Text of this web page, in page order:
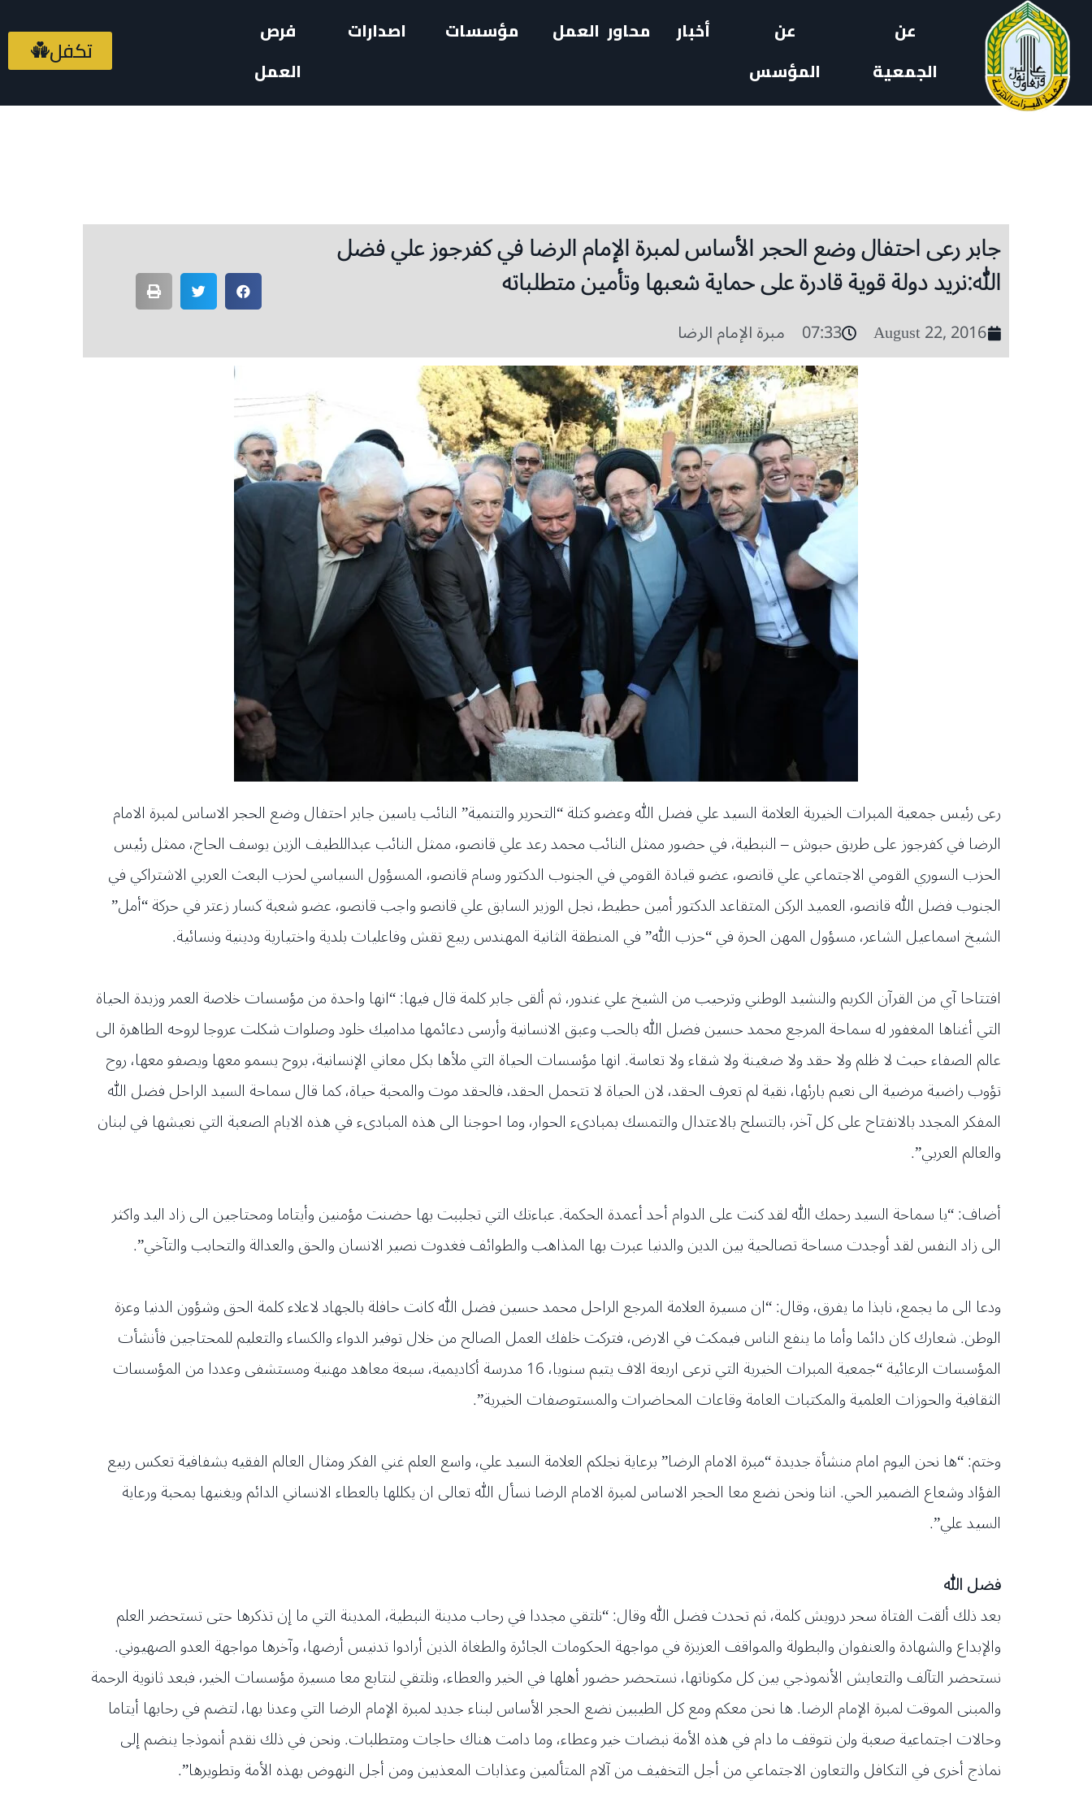
عن
الجمعية
عن
المؤسس
أخبار محاور العمل مؤسسات اصدارات
فرص
العمل
تكفل
جابر رعى احتفال وضع الحجر الأساس لمبرة الإمام الرضا في كفرجوز علي فضل
الله:نريد دولة قوية قادرة على حماية شعبها وتأمين متطلباته
August 22, 2016
07:33 مبرة الإمام الرضا
رعى رئيس جمعية المبرات الخيرية العلامة السيد علي فضل الله وعضو كتلة “التحرير والتنمية” النائب ياسين جابر احتفال وضع الحجر الاساس لمبرة الامام
الرضا في كفرجوز على طريق حبوش – النبطية، في حضور ممثل النائب محمد رعد علي قانصو، ممثل النائب عبداللطيف الزين يوسف الحاج، ممثل رئيس
الحزب السوري القومي الاجتماعي علي قانصو، عضو قيادة القومي في الجنوب الدكتور وسام قانصو، المسؤول السياسي لحزب البعث العربي الاشتراكي في
الجنوب فضل الله قانصو، العميد الركن المتقاعد الدكتور أمين حطيط، نجل الوزير السابق علي قانصو واجب قانصو، عضو شعبة كسار زعتر في حركة “أمل”
الشيخ اسماعيل الشاعر، مسؤول المهن الحرة في “حزب الله” في المنطقة الثانية المهندس ربيع تقش وفاعليات بلدية واختيارية ودينية ونسائية.
افتتاحا آي من القرآن الكريم والنشيد الوطني وترحيب من الشيخ علي غندور، ثم ألقى جابر كلمة قال فيها: “انها واحدة من مؤسسات خلاصة العمر وزبدة الحياة
التي أغناها المغفور له سماحة المرجع محمد حسين فضل الله بالحب وعبق الانسانية وأرسى دعائمها مداميك خلود وصلوات شكلت عروجا لروحه الطاهرة الى
عالم الصفاء حيث لا ظلم ولا حقد ولا ضغينة ولا شقاء ولا تعاسة. انها مؤسسات الحياة التي ملأها بكل معاني الإنسانية، بروح يسمو معها ويصفو معها، روح
تؤوب راضية مرضية الى نعيم بارئها، نقية لم تعرف الحقد، لان الحياة لا تتحمل الحقد، فالحقد موت والمحبة حياة، كما قال سماحة السيد الراحل فضل الله
المفكر المجدد بالانفتاح على كل آخر، بالتسلح بالاعتدال والتمسك بمبادىء الحوار، وما احوجنا الى هذه المبادىء في هذه الايام الصعبة التي نعيشها في لبنان
والعالم العربي”.
أضاف: “يا سماحة السيد رحمك الله لقد كنت على الدوام أحد أعمدة الحكمة. عباءتك التي تجلببت بها حضنت مؤمنين وأيتاما ومحتاجين الى زاد اليد واكثر
الى زاد النفس لقد أوجدت مساحة تصالحية بين الدين والدنيا عبرت بها المذاهب والطوائف فغدوت نصير الانسان والحق والعدالة والتحابب والتآخي”.
ودعا الى ما يجمع، نابذا ما يفرق، وقال: “ان مسيرة العلامة المرجع الراحل محمد حسين فضل الله كانت حافلة بالجهاد لاعلاء كلمة الحق وشؤون الدنيا وعزة
الوطن. شعارك كان دائما وأما ما ينفع الناس فيمكث في الارض، فتركت خلفك العمل الصالح من خلال توفير الدواء والكساء والتعليم للمحتاجين فأنشأت
المؤسسات الرعائية “جمعية المبرات الخيرية التي ترعى اربعة الاف يتيم سنويا، 16 مدرسة أكاديمية، سبعة معاهد مهنية ومستشفى وعددا من المؤسسات
الثقافية والحوزات العلمية والمكتبات العامة وقاعات المحاضرات والمستوصفات الخيرية”.
وختم: “ها نحن اليوم امام منشأة جديدة “مبرة الامام الرضا” برعاية نجلكم العلامة السيد علي، واسع العلم غني الفكر ومثال العالم الفقيه بشفافية تعكس ربيع
الفؤاد وشعاع الضمير الحي. اننا ونحن نضع معا الحجر الاساس لمبرة الامام الرضا نسأل الله تعالى ان يكللها بالعطاء الانساني الدائم ويغنيها بمحبة ورعاية
السيد علي”.
فضل الله
بعد ذلك ألقت الفتاة سحر درويش كلمة، ثم تحدث فضل الله وقال: “نلتقي مجددا في رحاب مدينة النبطية، المدينة التي ما إن تذكرها حتى تستحضر العلم
والإبداع والشهادة والعنفوان والبطولة والمواقف العزيزة في مواجهة الحكومات الجائرة والطغاة الذين أرادوا تدنيس أرضها، وآخرها مواجهة العدو الصهيوني.
نستحضر التآلف والتعايش الأنموذجي بين كل مكوناتها، نستحضر حضور أهلها في الخير والعطاء، ونلتقي لنتابع معا مسيرة مؤسسات الخير، فبعد ثانوية الرحمة
والمبنى الموقت لمبرة الإمام الرضا. ها نحن معكم ومع كل الطيبين نضع الحجر الأساس لبناء جديد لمبرة الإمام الرضا التي وعدنا بها، لتضم في رحابها أيتاما
وحالات اجتماعية صعبة ولن نتوقف ما دام في هذه الأمة نبضات خير وعطاء، وما دامت هناك حاجات ومتطلبات. ونحن في ذلك نقدم أنموذجا ينضم إلى
نماذج أخرى في التكافل والتعاون الاجتماعي من أجل التخفيف من آلام المتألمين وعذابات المعذبين ومن أجل النهوض بهذه الأمة وتطويرها”.